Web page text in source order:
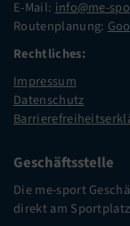
E-Mail: info@me-
Routenplanung:
Rechtliches:
Impressum
Datenschutz
Geschäftsstelle
Die me-sport
direkt am Sportplatz